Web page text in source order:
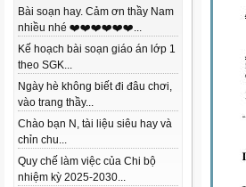
Bài soạn hay. Cảm ơn thầy Nam
nhiều nhé ❤️❤️❤️❤️❤️❤️...
Kế hoạch bài soạn giáo án lớp 1
theo SGK...
Ngày hè không biết đi đâu chơi,
vào trang thầy...
Chào bạn N, tài liệu siêu hay và
chỉn chu...
Quy chế làm việc của Chi bộ
nhiệm kỳ 2025-2030...